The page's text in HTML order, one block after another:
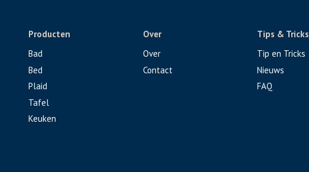
Producten
Bad
Bed
Plaid
Tafel
Keuken
Over
Over
Contact
Tips & Tricks
Tip en Tricks
Nieuws
FAQ